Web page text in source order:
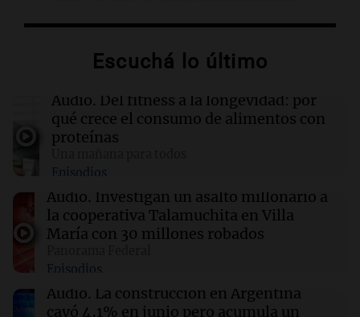
elecciones
Rosario amaneció con 4,9°C y se espera una
máxima de 14°C
Cierra el caso de la jueza Afiuni en Venezuela y
se restituye su libertad plena
08:34 Sociedad
opera en la Triple Frontera
Escuchá lo último
Audio. Del fitness a la longevidad: por
qué crece el consumo de alimentos con
proteínas
Episodios
Audio. Investigan un asalto millonario a
la cooperativa Talamuchita en Villa
María con 30 millones robados
Episodios
Audio. La construcción en Argentina
cayó 4,1% en junio pero acumula un